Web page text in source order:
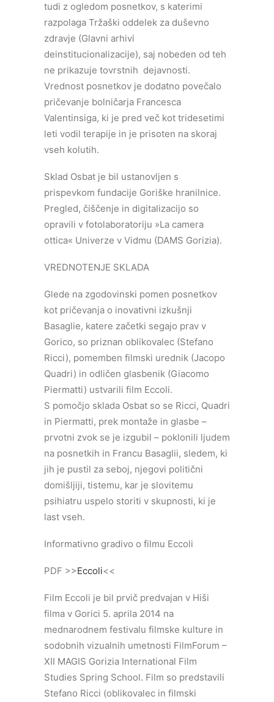
tudi z ogledom posnetkov, s katerimi
razpolaga Tržaški oddelek za duševno
zdravje (Glavni arhivi
deinstitucionalizacije), saj nobeden od teh
ne prikazuje tovrstnih dejavnosti.
Vrednost posnetkov je dodatno povečalo
pričevanje bolničarja Francesca
Valentinsiga, ki je pred več kot tridesetimi
leti vodil terapije in je prisoten na skoraj
vseh kolutih.
Sklad Osbat je bil ustanovljen s
prispevkom fundacije Goriške hranilnice.
Pregled, čiščenje in digitalizacijo so
opravili v fotolaboratoriju »La camera
ottica« Univerze v Vidmu (DAMS Gorizia).
VREDNOTENJE SKLADA
Glede na zgodovinski pomen posnetkov
kot pričevanja o inovativni izkušnji
Basaglie, katere začetki segajo prav v
Gorico, so priznan oblikovalec (Stefano
Ricci), pomemben filmski urednik (Jacopo
Quadri) in odličen glasbenik (Giacomo
Piermatti) ustvarili film Eccoli.
S pomočjo sklada Osbat so se Ricci, Quadri
in Piermatti, prek montaže in glasbe –
prvotni zvok se je izgubil – poklonili ljudem
na posnetkih in Francu Basaglii, sledem, ki
jih je pustil za seboj, njegovi politični
domišljiji, tistemu, kar je slovitemu
psihiatru uspelo storiti v skupnosti, ki je
last vseh.
Informativno gradivo o filmu Eccoli
PDF >>Eccoli<<
Film Eccoli je bil prvič predvajan v Hiši
filma v Gorici 5. aprila 2014 na
mednarodnem festivalu filmske kulture in
sodobnih vizualnih umetnosti FilmForum –
XII MAGIS Gorizia International Film
Studies Spring School. Film so predstavili
Stefano Ricci (oblikovalec in filmski